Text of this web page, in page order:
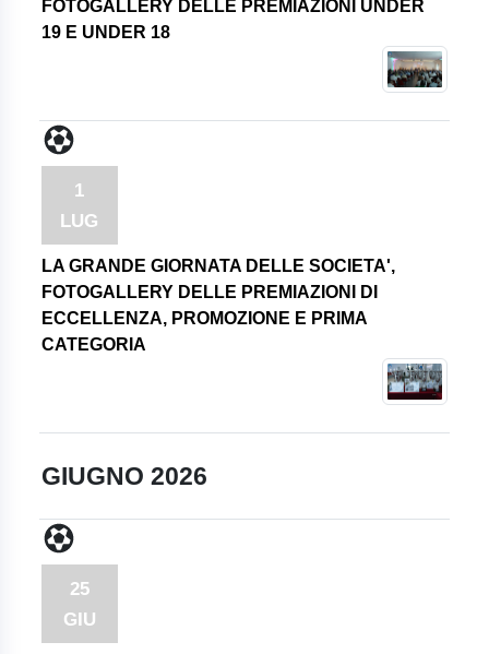
FOTOGALLERY DELLE PREMIAZIONI UNDER
19 E UNDER 18
1
LUG
LA GRANDE GIORNATA DELLE SOCIETA',
FOTOGALLERY DELLE PREMIAZIONI DI
ECCELLENZA, PROMOZIONE E PRIMA
CATEGORIA
GIUGNO 2026
25
GIU